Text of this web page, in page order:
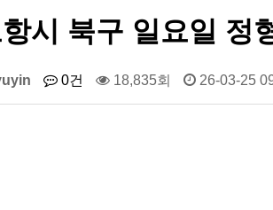
시 북구 일요일 정
0건 18,835회 26-03-25